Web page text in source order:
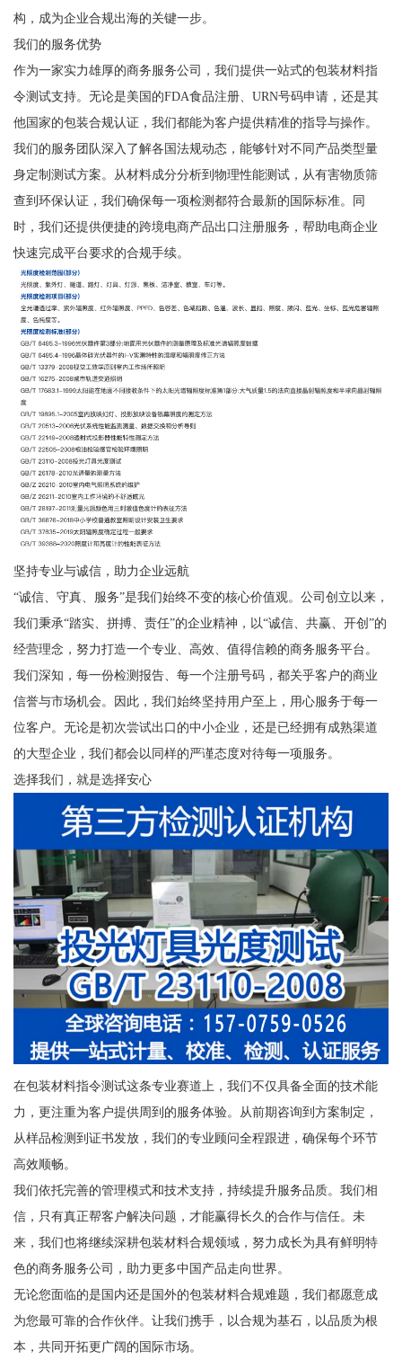
构，成为企业合规出海的关键一步。
我们的服务优势
作为一家实力雄厚的商务服务公司，我们提供一站式的包装材料指
令测试支持。无论是美国的FDA食品注册、URN号码申请，还是其
他国家的包装合规认证，我们都能为客户提供精准的指导与操作。
我们的服务团队深入了解各国法规动态，能够针对不同产品类型量
身定制测试方案。从材料成分分析到物理性能测试，从有害物质筛
查到环保认证，我们确保每一项检测都符合最新的国际标准。同
时，我们还提供便捷的跨境电商产品出口注册服务，帮助电商企业
快速完成平台要求的合规手续。
坚持专业与诚信，助力企业远航
“诚信、守真、服务”是我们始终不变的核心价值观。公司创立以来，
我们秉承“踏实、拼搏、责任”的企业精神，以“诚信、共赢、开创”的
经营理念，努力打造一个专业、高效、值得信赖的商务服务平台。
我们深知，每一份检测报告、每一个注册号码，都关乎客户的商业
信誉与市场机会。因此，我们始终坚持用户至上，用心服务于每一
位客户。无论是初次尝试出口的中小企业，还是已经拥有成熟渠道
的大型企业，我们都会以同样的严谨态度对待每一项服务。
选择我们，就是选择安心
在包装材料指令测试这条专业赛道上，我们不仅具备全面的技术能
力，更注重为客户提供周到的服务体验。从前期咨询到方案制定，
从样品检测到证书发放，我们的专业顾问全程跟进，确保每个环节
高效顺畅。
我们依托完善的管理模式和技术支持，持续提升服务品质。我们相
信，只有真正帮客户解决问题，才能赢得长久的合作与信任。未
来，我们也将继续深耕包装材料合规领域，努力成长为具有鲜明特
色的商务服务公司，助力更多中国产品走向世界。
无论您面临的是国内还是国外的包装材料合规难题，我们都愿意成
为您最可靠的合作伙伴。让我们携手，以合规为基石，以品质为根
本，共同开拓更广阔的国际市场。